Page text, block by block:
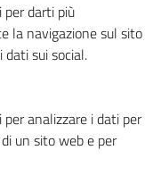
darti più
la navigazione sul sito
sui social.
analizzare i dati per
un sito web e per